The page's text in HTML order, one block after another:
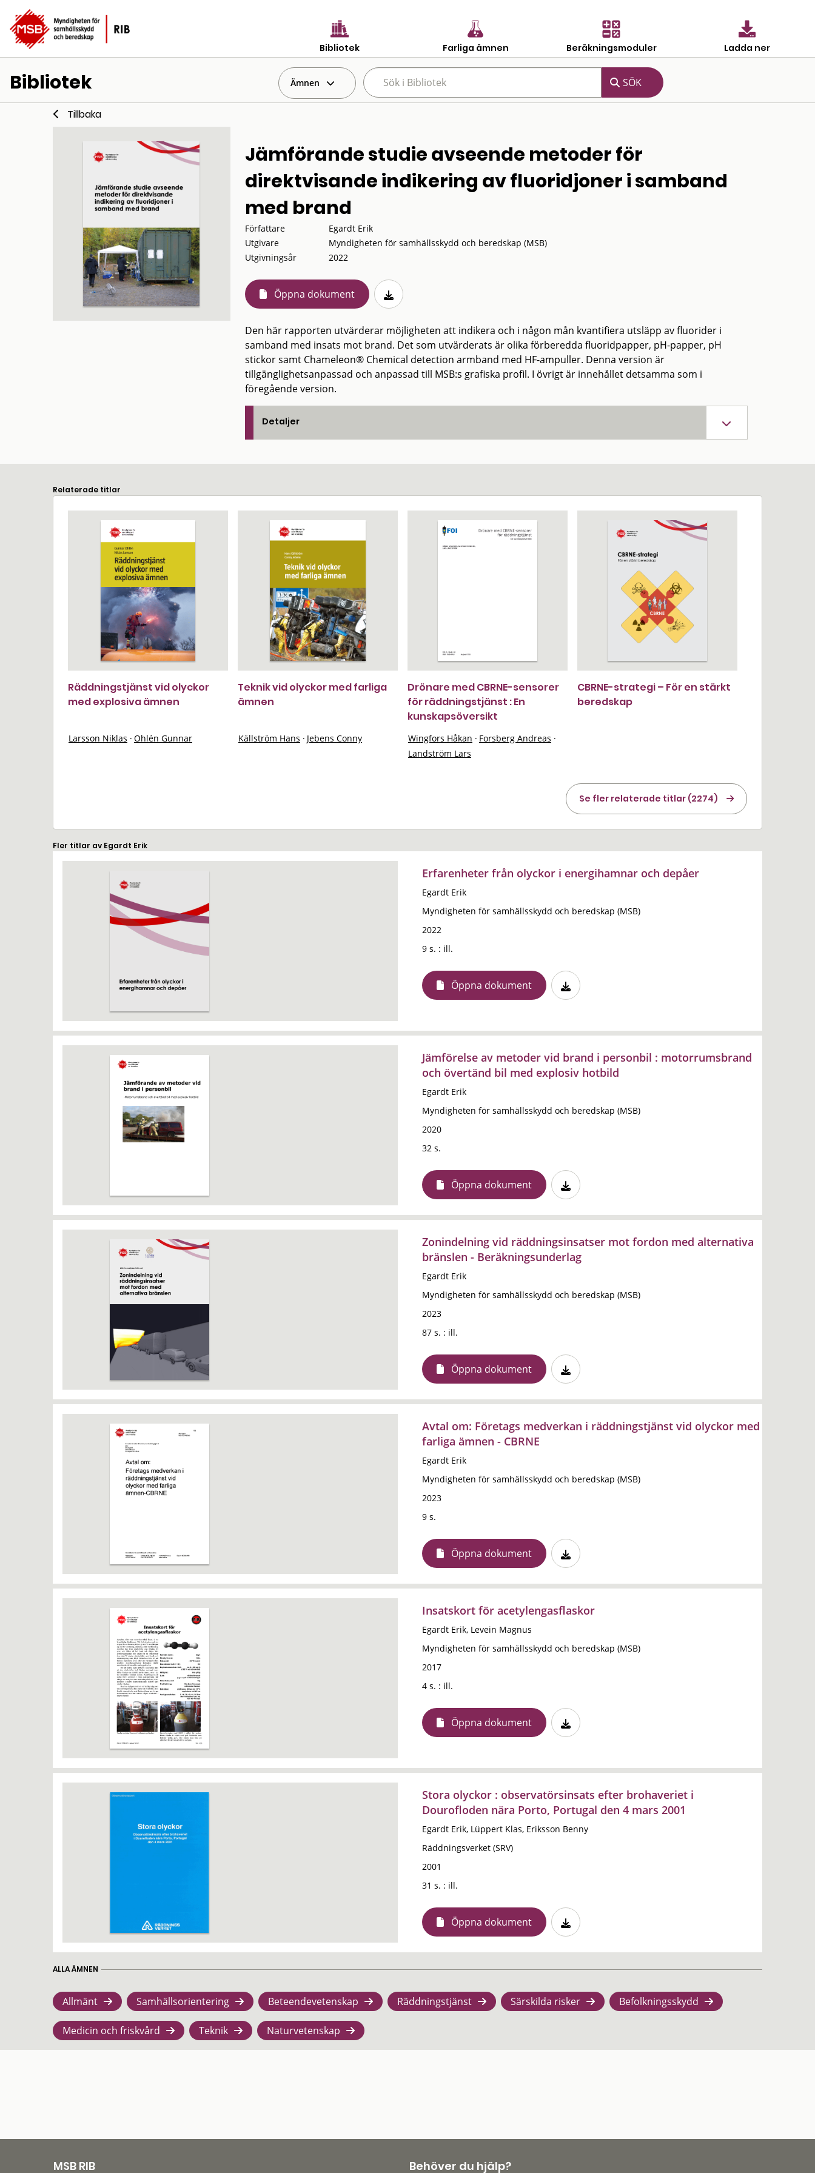
Bibliotek Farliga ämnen Beräkningsmoduler Ladda ner
Bibliotek Ämnen
Tillbaka
Jämförande studie avseende metoder för
direktvisande indikering av fluoridjoner i samband
med brand
Författare
Egardt Erik
Utgivare
Myndigheten för samhällsskydd och beredskap (MSB)
Utgivningsår
2022
Öppna dokument
Den här rapporten utvärderar möjligheten att indikera och i någon mån kvantifiera utsläpp av fluorider i
samband med insats mot brand. Det som utvärderats är olika förberedda fluoridpapper, pH-papper, pH
stickor samt Chameleon® Chemical detection armband med HF-ampuller. Denna version är
tillgänglighetsanpassad och anpassad till MSB:s grafiska profil. I övrigt är innehållet detsamma som i
föregående version.
Detaljer
Relaterade titlar
Räddningstjänst vid olyckor
med explosiva ämnen
Larsson Niklas · Ohlén Gunnar
Teknik vid olyckor med farliga
ämnen
Källström Hans · Jebens Conny
Drönare med CBRNE-sensorer
för räddningstjänst : En
kunskapsöversikt
Wingfors Håkan · Forsberg Andreas ·
Landström Lars
CBRNE-strategi – För en stärkt
beredskap
Se fler relaterade titlar (2274)
Fler titlar av Egardt Erik
Erfarenheter från olyckor i energihamnar och depåer
Egardt Erik
Myndigheten för samhällsskydd och beredskap (MSB)
2022
9 s. : ill.
Öppna dokument
Jämförelse av metoder vid brand i personbil : motorrumsbrand
och övertänd bil med explosiv hotbild
Egardt Erik
Myndigheten för samhällsskydd och beredskap (MSB)
2020
32 s.
Öppna dokument
Zonindelning vid räddningsinsatser mot fordon med alternativa
bränslen - Beräkningsunderlag
Egardt Erik
Myndigheten för samhällsskydd och beredskap (MSB)
2023
87 s. : ill.
Öppna dokument
Avtal om: Företags medverkan i räddningstjänst vid olyckor med
farliga ämnen - CBRNE
Egardt Erik
Myndigheten för samhällsskydd och beredskap (MSB)
2023
9 s.
Öppna dokument
Insatskort för acetylengasflaskor
Egardt Erik, Levein Magnus
Myndigheten för samhällsskydd och beredskap (MSB)
2017
4 s. : ill.
Öppna dokument
Stora olyckor : observatörsinsats efter brohaveriet i
Dourofloden nära Porto, Portugal den 4 mars 2001
Egardt Erik, Lüppert Klas, Eriksson Benny
Räddningsverket (SRV)
2001
31 s. : ill.
Öppna dokument
ALLA ÄMNEN
Allmänt Samhällsorientering Beteendevetenskap Räddningstjänst Särskilda risker Befolkningsskydd
Medicin och friskvård Teknik Naturvetenskap
MSB RIB Behöver du hjälp?